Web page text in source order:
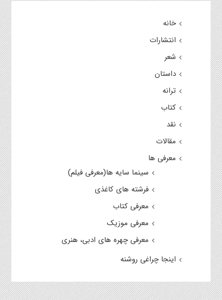
خانه
انتشارات
شعر
داستان
ترانه
کتاب
نقد
مقالات
معرفی ها
سینما سایه ها(معرفی فیلم)
فرشته های کاغذی
معرفی کتاب
معرفی موزیک
معرفی چهره های ادبی، هنری
اینجا چراغی روشنه